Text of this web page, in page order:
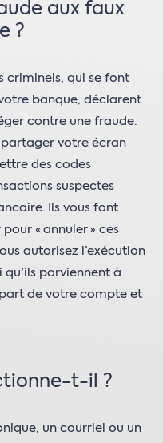
aux faux
?
criminels, qui se font
banque, déclarent
contre une fraude.
partager votre écran
des codes
suspectes
Ils vous font
« annuler » ces
autorisez l’exécution
qu'ils parviennent à
de votre compte et
t-il ?
un courriel ou un